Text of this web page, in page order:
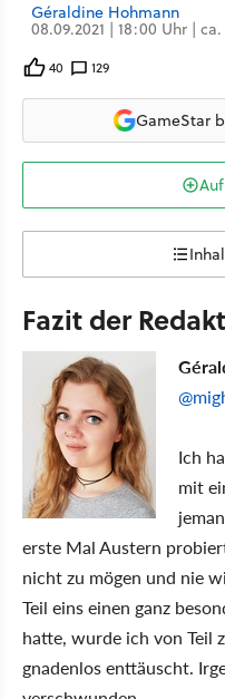
Géraldine Hohmann
08.09.2021 | 18:00 Uhr |
40 129
GameStar
Fazit der
Ich
mit
erste Mal Austern
nicht zu mögen und nie
Teil eins einen ganz
hatte, wurde ich von Teil
gnadenlos enttäuscht.